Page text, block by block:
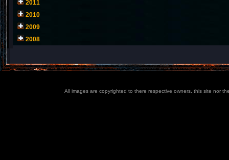
2011
2010
2009
2008
All images are copyrighted to there respective owners, this site nor